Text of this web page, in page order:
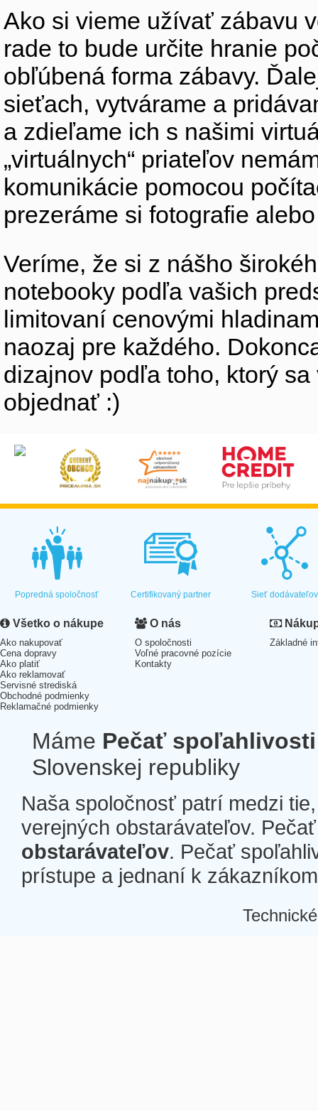
Ako si vieme užívať zábavu
rade to bude určite hranie
obľúbená forma zábavy.
sieťach, vytvárame a
a zdieľame ich s našimi
„virtuálnych“ priateľov
komunikácie pomocou
prezeráme si fotografie
Veríme, že si z nášho
notebooky podľa vašich
limitovaní cenovými
naozaj pre každého.
dizajnov podľa toho, ktorý
objednať :)
Popredná spoločnosť Certifikovaný partner Sieť dodávateľov
Všetko o nákupe
Ako nakupovať
Cena dopravy
Ako platiť
Ako reklamovať
Servisné strediská
Obchodné podmienky
Reklamačné podmienky
O nás
O spoločnosti
Voľné pracovné pozície
Kontakty
Základné
Máme Pečať spoľahlivosti
Slovenskej republiky
Naša spoločnosť patrí medzi
verejných obstarávateľov.
obstarávateľov. Pečať
prístupe a jednaní k